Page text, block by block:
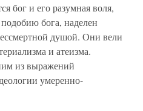
бог и его разумная воля,
бога, наделен
душой. Они вели
и атеизма.
из выражений
умеренно-